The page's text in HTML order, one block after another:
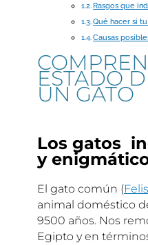
Rasgos que
Qué hacer si
Causas
ESTADO
UN GATO
Los gatos
y
El gato común (
animal doméstico
9500 años. Nos
Egipto y en